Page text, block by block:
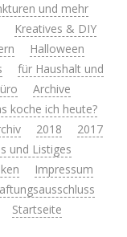
und mehr
Kreatives & DIY
Halloween
für Haushalt und
Archive
koche ich heute?
2018
2017
und Listiges
Impressum
Startseite